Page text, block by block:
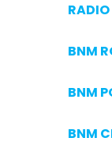
BNM
BNM
BNM